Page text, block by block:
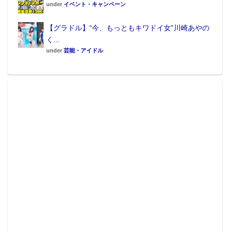
under イベント・キャンペーン
【グラドル】“今、もっともキワドイ女”川崎あやの
く...
under 芸能・アイドル